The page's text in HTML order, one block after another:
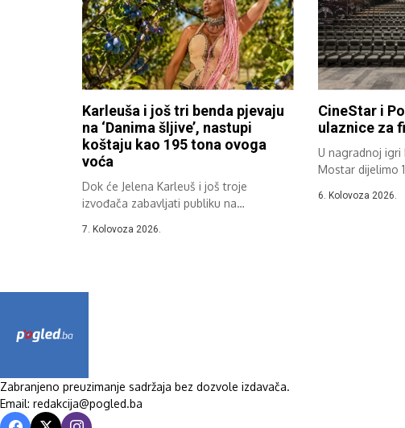
Karleuša i još tri benda pjevaju
na ‘Danima šljive’, nastupi
koštaju kao 195 tona ovoga
voća
Dok će Jelena Karleuš i još troje
izvođača zabavljati publiku na
7. Kolovoza 2026.
CineStar i
ulaznice za
U nagradnoj igri
Mostar dijelimo
6. Kolovoza 2026.
Zabranjeno preuzimanje sadržaja bez dozvole izdavača.
Email: redakcija@pogled.ba